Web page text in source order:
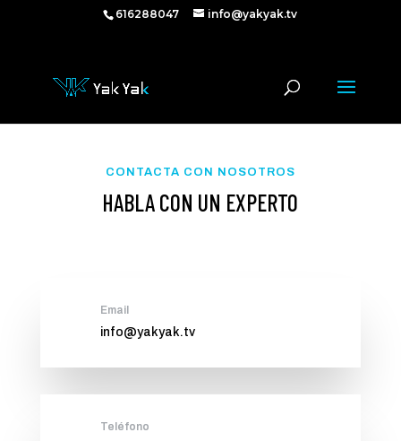
616288047 info@yakyak.tv
CONTACTA CON NOSOTROS
HABLA CON UN EXPERTO
Email
info@yakyak.tv
Teléfono